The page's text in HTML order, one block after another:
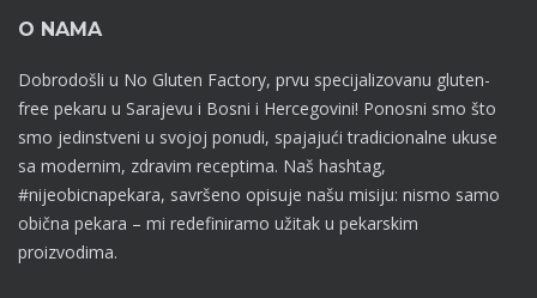
O NAMA
Dobrodošli u No Gluten Factory, prvu specijalizovanu gluten-
free pekaru u Sarajevu i Bosni i Hercegovini! Ponosni smo što
smo jedinstveni u svojoj ponudi, spajajući tradicionalne ukuse
sa modernim, zdravim receptima. Naš hashtag,
#nijeobicnapekara, savršeno opisuje našu misiju: nismo samo
obična pekara – mi redefiniramo užitak u pekarskim
proizvodima.